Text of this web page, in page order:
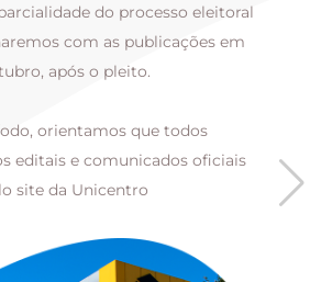
do processo eleitoral
com as publicações em
após o pleito.
orientamos que todos
editais e comunicados oficiais
site da Unicentro